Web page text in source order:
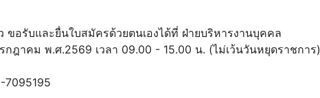
ขอรับและยื่นใบสมัครด้วยตนเองได้ที่ ฝ่ายบริหารงานบุคคล
กฎาคม พ.ศ.2569 เวลา 09.00 - 15.00 น. (ไม่เว้นวันหยุดราชการ)
7095195